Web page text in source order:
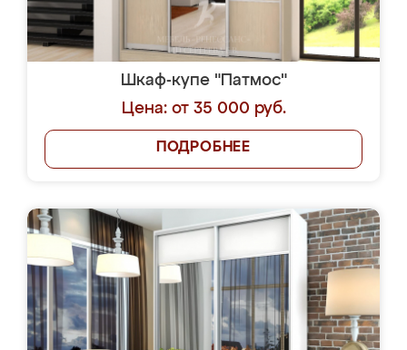
Шкаф-купе "Патмос"
Цена: от 35 000 руб.
ПОДРОБНЕЕ